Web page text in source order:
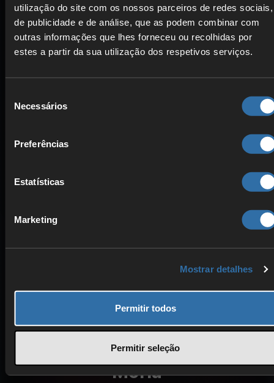
utilização do site com os nossos parceiros de redes sociais,
de publicidade e de análise, que as podem combinar com
outras informações que lhes forneceu ou recolhidas por
estes a partir da sua utilização dos respetivos serviços.
Necessários
Preferências
Estatísticas
Marketing
Mostrar detalhes
Permitir todos
Permitir seleção
Perguntas frequentes sobre
o servidor TLotR: Return to
Moria